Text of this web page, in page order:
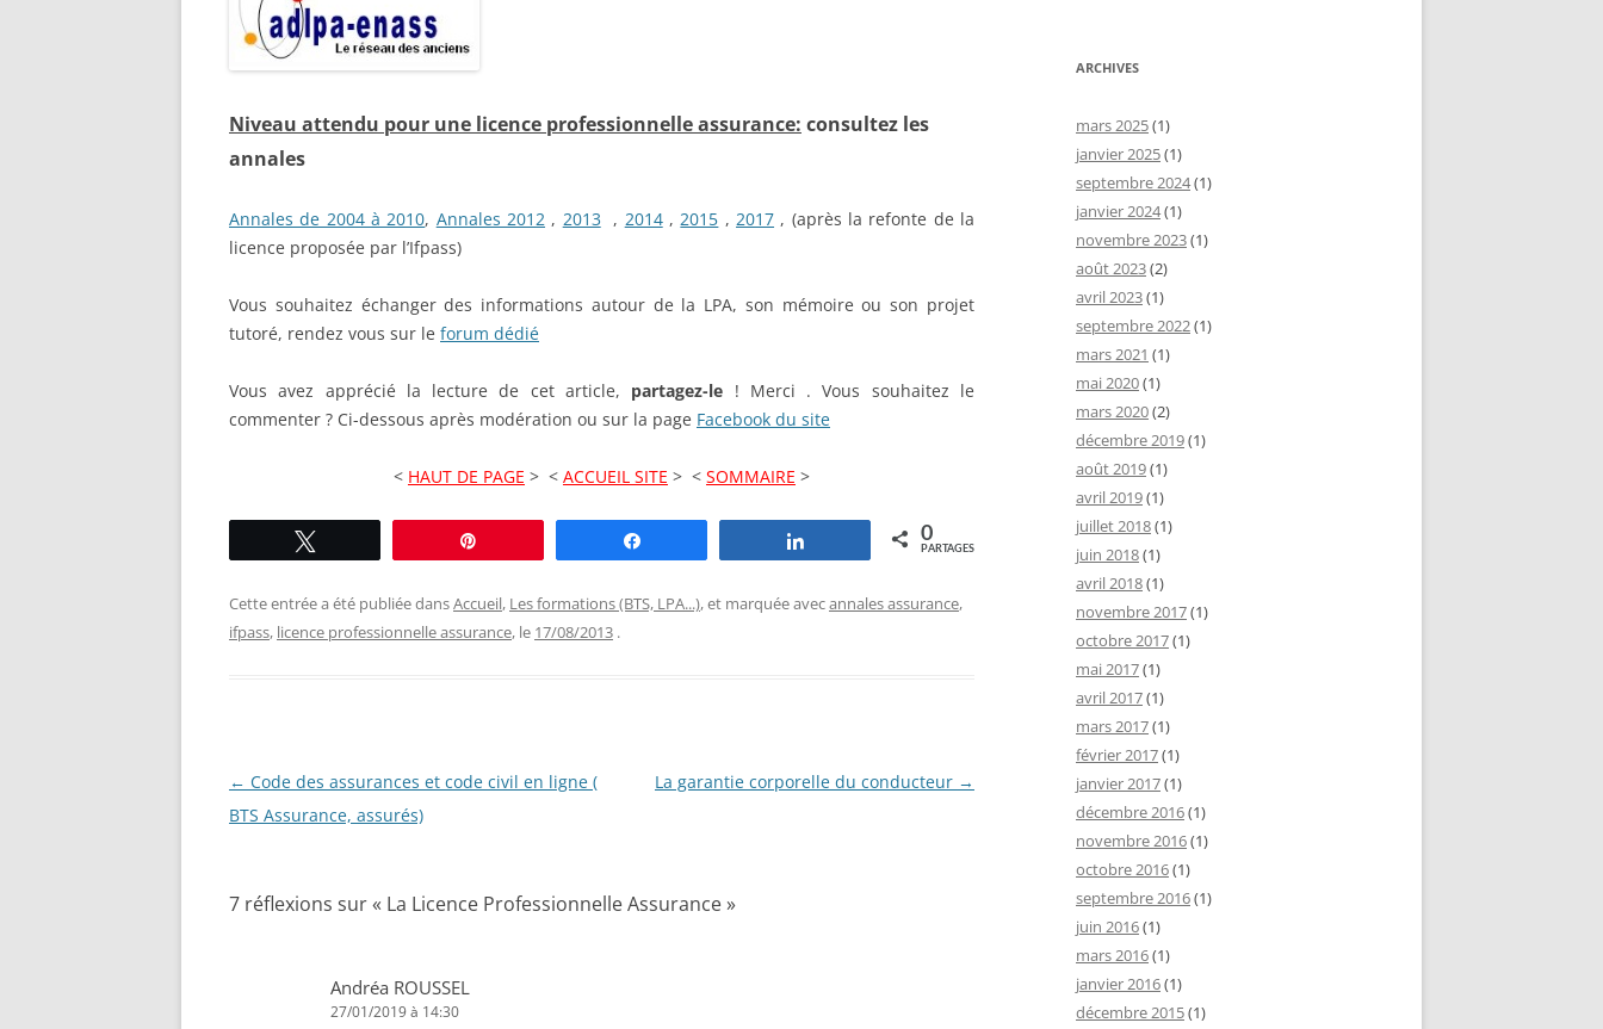
Niveau attendu pour une licence professionnelle assurance: consultez les
annales
Annales de 2004 à 2010, Annales 2012 , 2013 , 2014,2015 ,2017 , (après la refonte de la
licence proposée par l’Ifpass)
Vous souhaitez échanger des informations autour de la LPA, son mémoire ou son projet
tutoré, rendez vous sur le forum dédié
Vous avez apprécié la lecture de cet article, partagez-le ! Merci . Vous souhaitez le
commenter ? Ci-dessous après modération ou sur la page Facebook du site
< HAUT DE PAGE > < ACCUEIL SITE > < SOMMAIRE >
0
PARTAGES
Cette entrée a été publiée dansAccueil, Les formations (BTS, LPA...), et marquée avecannales assurance,
ifpass, licence professionnelle assurance, le 17/08/2013 .
Navigation
des
← Code des assurances et code civil en ligne (
BTS Assurance, assurés)
La garantie corporelle du conducteur →
7 réflexions sur « La Licence Professionnelle Assurance»
Andréa ROUSSEL
27/01/2019 à 14:30
ARCHIVES
mars 2025(1)
janvier 2025(1)
septembre 2024(1)
janvier 2024(1)
novembre 2023(1)
août 2023(2)
avril 2023(1)
septembre 2022(1)
mars 2021 (1)
mai 2020(1)
mars 2020(2)
décembre 2019(1)
août 2019(1)
avril 2019(1)
juillet 2018(1)
juin 2018(1)
avril 2018(1)
novembre 2017(1)
octobre 2017(1)
mai 2017(1)
avril 2017(1)
mars 2017(1)
février 2017(1)
janvier 2017(1)
décembre 2016(1)
novembre 2016(1)
octobre 2016(1)
septembre 2016(1)
juin 2016(1)
mars 2016(1)
janvier 2016(1)
décembre 2015(1)